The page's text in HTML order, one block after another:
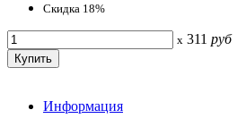
Скидка 18%
x 311 руб
Информация